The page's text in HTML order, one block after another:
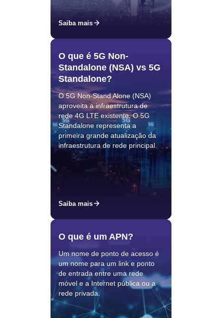
Saiba mais
O que é 5G Non-
Standalone (NSA) vs 5G
Standalone?
O 5G Non-Stand Alone (NSA)
aproveita a infraestrutura de
rede 4G LTE existente. O 5G
Standalone representa a
primeira grande atualização da
infraestrutura de rede principal.
Saiba mais
O que é um APN?
Um nome de ponto de acesso é
um nome para um link e ponto
de entrada entre uma rede
móvel e a Internet pública ou a
rede privada.